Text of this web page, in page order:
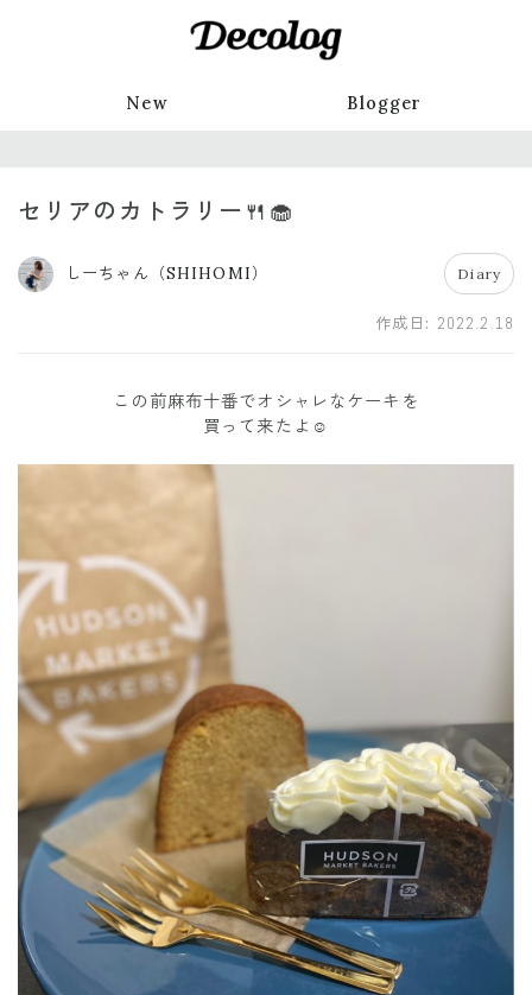
New Blogger
セリアのカトラリー🍴🧁
しーちゃん（SHIHOMI） Diary
作成日: 2022.2.18
この前麻布十番でオシャレなケーキを
買って来たよ☺️